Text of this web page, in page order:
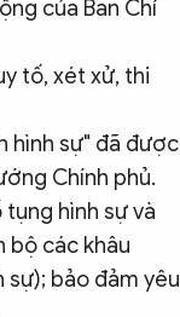
của Ban Chỉ
tố, xét xử, thi
hình sự" đã được
Chính phủ.
hình sự và
bộ các khâu
sự); bảo đảm yêu